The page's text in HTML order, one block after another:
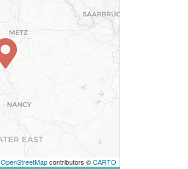
OpenStreetMapcontributors ©CARTO